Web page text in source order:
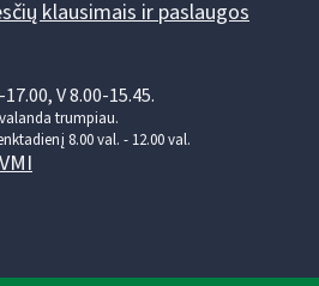
klausimais ir paslaugos
V 8.00-15.45.
trumpiau.
8.00 val. - 12.00 val.